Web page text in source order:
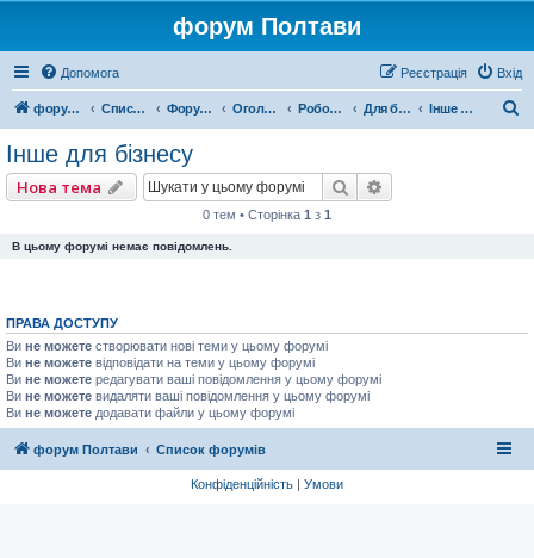
форум Полтави
Допомога Вхід
Реєстрація
форум Полтави Список форумів Форум міста Полтава Оголошення міста Полтава Робота, Послуги, Бізнес Для бізнесу Інше для бізнесу
Інше для бізнесу
Нова тема Пошук
0 тем • Сторінка 1 з 1
В цьому форумі немає повідомлень.
ПРАВА ДОСТУПУ
Ви не можете створювати нові теми у цьому форумі
Ви не можете відповідати на теми у цьому форумі
Ви не можете редагувати ваші повідомлення у цьому форумі
Ви не можете видаляти ваші повідомлення у цьому форумі
Ви не можете додавати файли у цьому форумі
форум Полтави Список форумів
Конфіденційність | Умови